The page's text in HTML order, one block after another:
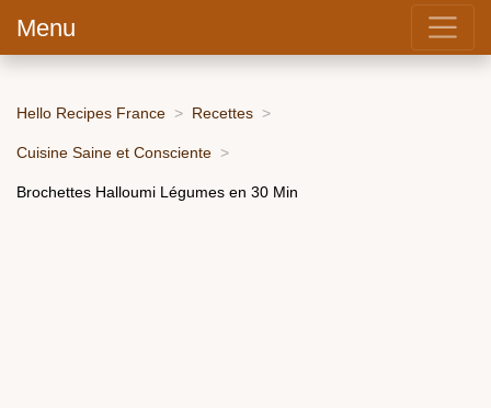
Menu
Hello Recipes France Recettes
Cuisine Saine et Consciente
Brochettes Halloumi Légumes en 30 Min